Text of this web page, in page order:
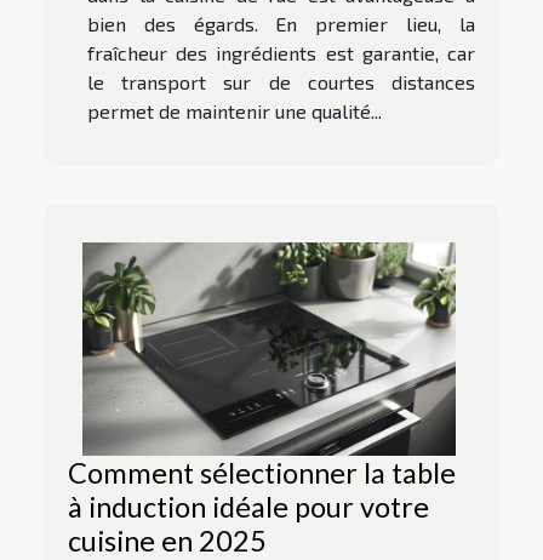
bien des égards. En premier lieu, la
fraîcheur des ingrédients est garantie, car
le transport sur de courtes distances
permet de maintenir une qualité...
Comment sélectionner la table
à induction idéale pour votre
cuisine en 2025